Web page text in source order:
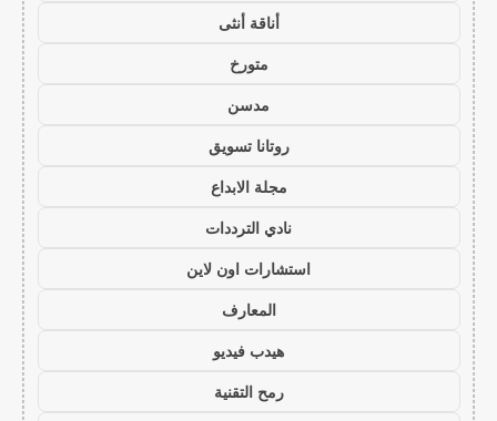
أناقة أنثى
متورخ
مدسن
روتانا تسويق
مجلة الابداع
نادي الترددات
استشارات اون لاين
المعارف
هيدب فيديو
رمح التقنية